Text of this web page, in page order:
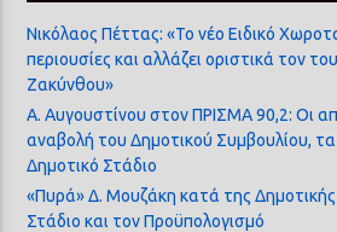
Νικόλαος Πέττας: «Το νέο Ειδικό
περιουσίες και αλλάζει οριστικά τον
Ζακύνθου»
Α. Αυγουστίνου στον ΠΡΙΣΜΑ 90,2: Οι
αναβολή του Δημοτικού Συμβουλίου, τα
Δημοτικό Στάδιο
«Πυρά» Δ. Μουζάκη κατά της Δημοτικής
Στάδιο και τον Προϋπολογισμό